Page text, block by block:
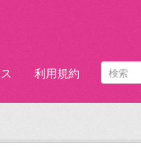
利用規約